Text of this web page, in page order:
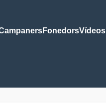
FonedorsVídeos